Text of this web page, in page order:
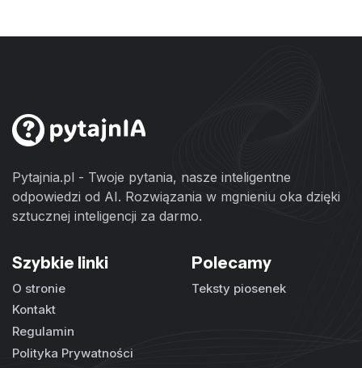
Pytajnia.pl - Twoje pytania, nasze inteligentne
odpowiedzi od AI. Rozwiązania w mgnieniu oka dzięki
sztucznej inteligencji za darmo.
Szybkie linki
O stronie
Kontakt
Regulamin
Polityka Prywatności
Polecamy
Teksty piosenek